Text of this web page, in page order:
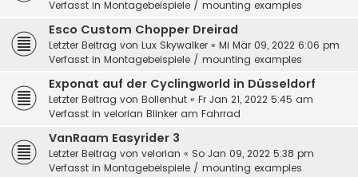
Verfasst in Montagebeispiele / mounting examples
Esco Custom Chopper Dreirad
Letzter Beitrag von Lux Skywalker « Mi Mär 09, 2022 6:06 pm
Verfasst in Montagebeispiele / mounting examples
Exponat auf der Cyclingworld in Düsseldorf
Letzter Beitrag von Bollenhut « Fr Jan 21, 2022 5:45 am
Verfasst in velorian Blinker am Fahrrad
VanRaam Easyrider 3
Letzter Beitrag von velorian « So Jan 09, 2022 5:38 pm
Verfasst in Montagebeispiele / mounting examples